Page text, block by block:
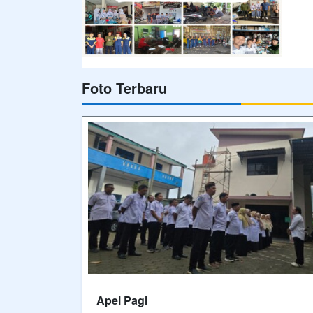
Pembelajaran Di SMK Muhammadiyah
Belik
Video Terbaru